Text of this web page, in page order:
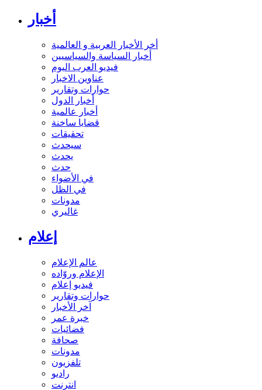
أخبار
أخر الأخبار العربية و العالمية
أخبار السياسة والسياسيين
فيديو العرب اليوم
عناوين الاخبار
حوارات وتقارير
أخبار الدول
أخبار عالمية
قضايا ساخنة
تحقيقات
سيحدث
يحدث
حدث
في الأضواء
في الظل
مدونات
غاليري
إعلام
عالم الإعلام
الإعلام وروّاده
فيديو إعلام
حوارات وتقارير
آخر الأخبار
خبرة عمر
فضائيات
صحافة
مدونات
تلفزيون
راديو
انترنت